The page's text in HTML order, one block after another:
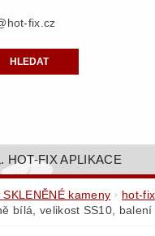
fix.cz
HOT-FIX APLIKACE
DOPRODEJ
NÁM KONTAKTY
SKLENĚNÉ kameny hot-
bílá, velikost SS10,